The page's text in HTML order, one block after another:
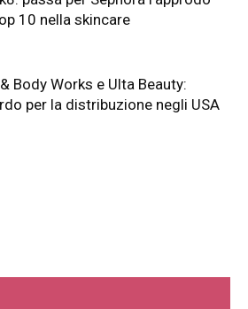
10 nella skincare
Body Works e Ulta Beauty:
per la distribuzione negli USA